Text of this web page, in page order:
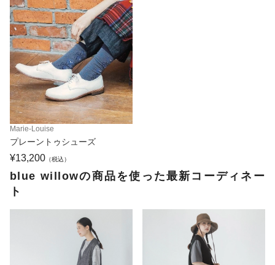
Marie-Louise
プレーントゥシューズ
¥13,200 （税込）
blue willowの商品を使った最新コーディネー
ト